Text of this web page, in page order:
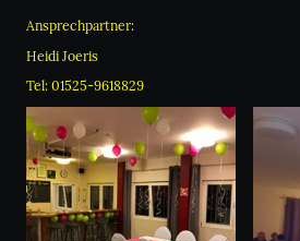
Ansprechpartner:
Heidi Joeris
Tel: 01525-9618829